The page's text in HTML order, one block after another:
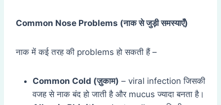
Common Nose Problems (नाक से जुड़ी समस्याएँ)
नाक में कई तरह की problems हो सकती हैं –
Common Cold (ज़ुकाम) – viral infection जिसकी
वजह से नाक बंद हो जाती है और mucus ज्यादा बनता है।